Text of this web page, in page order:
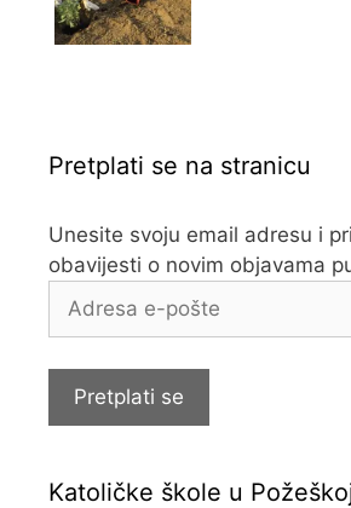
Pretplati se na stranicu
Unesite svoju email adresu i
obavijesti o novim objavama
Adresa
Pretplati se
Katoličke škole u